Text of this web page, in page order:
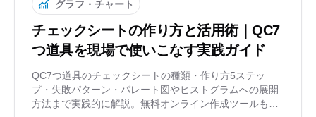
グラフ・チャート
チェックシートの作り方と活用術｜QC7
つ道具を現場で使いこなす実践ガイド
QC7つ道具のチェックシートの種類・作り方5ステッ
プ・失敗パターン・パレート図やヒストグラムへの展開
方法まで実践的に解説。無料オンライン作成ツールも紹